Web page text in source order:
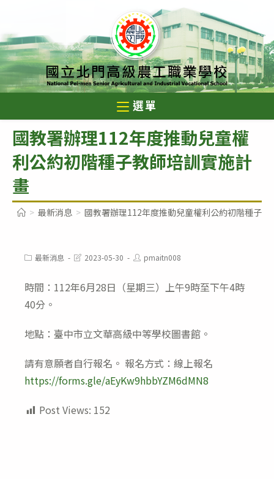
至
主
要
內
選單
國教署辦理112年度推動兒童權
利公約初階種子教師培訓實施計
畫
> 最新消息 > 國教署辦理112年度推動兒童權利公約初階種子教
Post最新消息
Post2023-05-30
Post
author:
pmaitn008
時間：112年6月28日（星期三）上午9時至下午4時
40分。
地點：臺中市立文華高級中等學校圖書館。
請有意願者自行報名。 報名方式：線上報名
https://forms.gle/aEyKw9hbbYZM6dMN8
Post Views: 152